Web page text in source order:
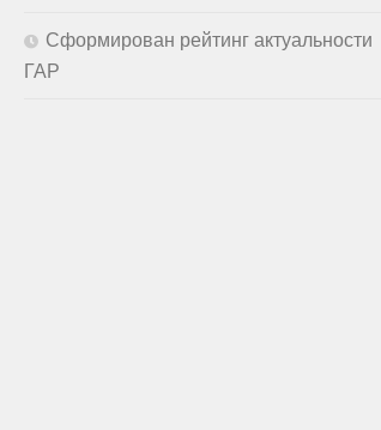
Сформирован рейтинг актуальности
ГАР